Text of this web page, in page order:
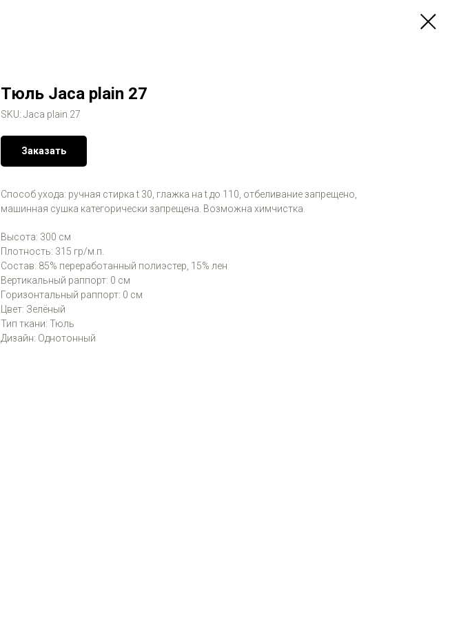
Тюль Jaca plain 27
SKU: Jaca plain 27
Заказать
Способ ухода: ручная стирка t 30, глажка на t до 110, отбеливание запрещено,
машинная сушка категорически запрещена. Возможна химчистка.
Высота: 300 см
Плотность: 315 гр/м.п.
Состав: 85% переработанный полиэстер, 15% лен
Вертикальный раппорт: 0 см
Горизонтальный раппорт: 0 см
Цвет: Зелёный
Тип ткани: Тюль
Дизайн: Однотонный